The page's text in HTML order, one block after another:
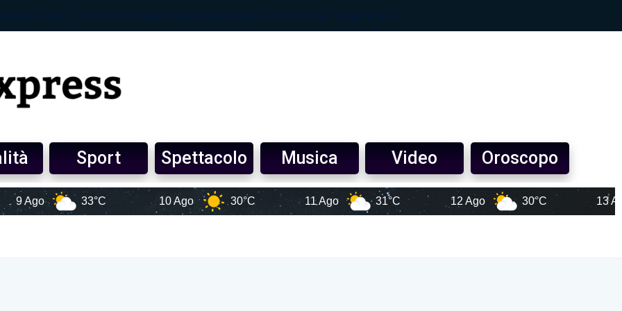
Sport Spettacolo Musica Video Oroscopo
33°C 10 Ago 30°C 11 Ago 31°C 12 Ago 30°C